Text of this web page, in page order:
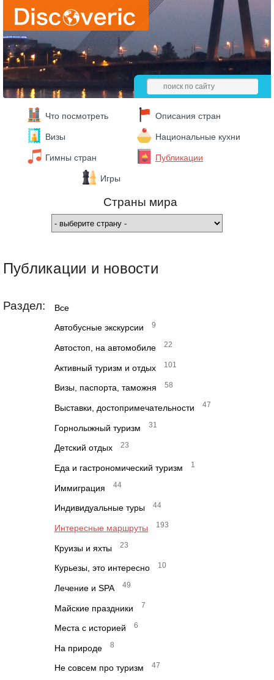
Что посмотреть Описания стран
Визы Национальные кухни
Гимны стран Публикации
Игры
Страны мира
Публикации и новости
Раздел: Все
Автобусные экскурсии 9
Автостоп, на автомобиле 22
Активный туризм и отдых 101
Визы, паспорта, таможня 58
Выставки, достопримечательности 47
Горнолыжный туризм 31
Детский отдых 23
Еда и гастрономический туризм 1
Иммиграция 44
Индивидуальные туры 44
Интересные маршруты 193
Круизы и яхты 23
Курьезы, это интересно 10
Лечение и SPA 49
Майские праздники 7
Места с историей 6
На природе 8
Не совсем про туризм 47